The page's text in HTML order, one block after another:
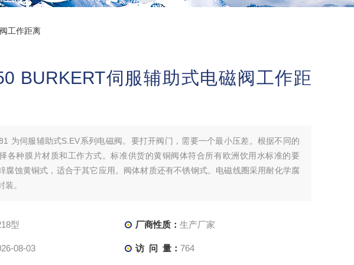
工作距离
BURKERT伺服辅助式电磁阀工作距
为伺服辅助式S.EV系列电磁阀。要打开阀门，需要一个最小压差。根据不同的
各种膜片材质和工作方式。标准供货的黄铜阀体符合所有欧洲饮用水标准的要
腐蚀黄铜式，适合于其它应用。阀体材质还有不锈钢式。电磁线圈采用耐化学腐
。
型 厂商性质： 生产厂家
08-03 访 问 量： 764